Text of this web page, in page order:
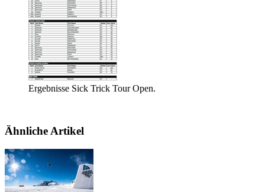
Ergebnisse Sick Trick Tour Open.
Ähnliche Artikel